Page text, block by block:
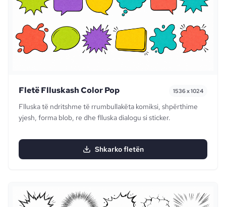
Fletë Flluskash Color Pop 1536 x 1024
Flluska të ndritshme të rrumbullakëta komiksi, shpërthime
yjesh, forma blob, re dhe flluska dialogu si sticker.
Shkarko fletën